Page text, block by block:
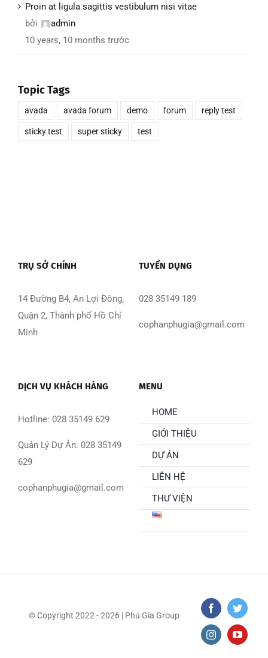
Proin at ligula sagittis vestibulum nisi vitae
bởi
admin
10 years, 10 months trước
Topic Tags
avada avada forum demo forum reply test
sticky test super sticky test
TRỤ SỞ CHÍNH
14 Đường B4, An Lợi Đông,
Quận 2, Thành phố Hồ Chí
Minh
TUYỂN DỤNG
028 35149 189
cophanphugia@gmail.com
DỊCH VỤ KHÁCH HÀNG
Hotline: 028 35149 629
Quản Lý Dự Án: 028 35149
629
cophanphugia@gmail.com
MENU
HOME
GIỚI THIỆU
DỰ ÁN
LIÊN HỆ
THƯ VIỆN
© Copyright 2022 - 2026 | Phú Gia Group